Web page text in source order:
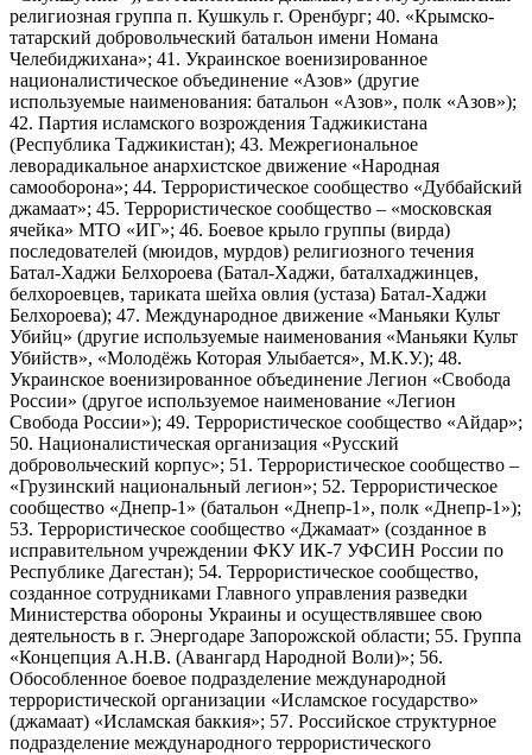
религиозная группа п. Кушкуль г. Оренбург; 40. «Крымско-
татарский добровольческий батальон имени Номана
Челебиджихана»; 41. Украинское военизированное
националистическое объединение «Азов» (другие
используемые наименования: батальон «Азов», полк «Азов»);
42. Партия исламского возрождения Таджикистана
(Республика Таджикистан); 43. Межрегиональное
леворадикальное анархистское движение «Народная
самооборона»; 44. Террористическое сообщество «Дуббайский
джамаат»; 45. Террористическое сообщество – «московская
ячейка» МТО «ИГ»; 46. Боевое крыло группы (вирда)
последователей (мюидов, мурдов) религиозного течения
Батал-Хаджи Белхороева (Батал-Хаджи, баталхаджинцев,
белхороевцев, тариката шейха овлия (устаза) Батал-Хаджи
Белхороева); 47. Международное движение «Маньяки Культ
Убийц» (другие используемые наименования «Маньяки Культ
Убийств», «Молодёжь Которая Улыбается», М.К.У.); 48.
Украинское военизированное объединение Легион «Свобода
России» (другое используемое наименование «Легион
Свобода России»); 49. Террористическое сообщество «Айдар»;
50. Националистическая организация «Русский
добровольческий корпус»; 51. Террористическое сообщество –
«Грузинский национальный легион»; 52. Террористическое
сообщество «Днепр-1» (батальон «Днепр-1», полк «Днепр-1»);
53. Террористическое сообщество «Джамаат» (созданное в
исправительном учреждении ФКУ ИК-7 УФСИН России по
Республике Дагестан); 54. Террористическое сообщество,
созданное сотрудниками Главного управления разведки
Министерства обороны Украины и осуществлявшее свою
деятельность в г. Энергодаре Запорожской области; 55. Группа
«Концепция А.Н.В. (Авангард Народной Воли)»; 56.
Обособленное боевое подразделение международной
террористической организации «Исламское государство»
(джамаат) «Исламская баккия»; 57. Российское структурное
подразделение международного террористического